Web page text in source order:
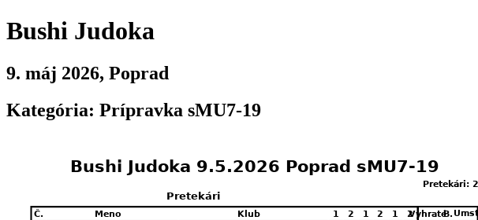
Bushi Judoka
9. máj 2026, Poprad
Kategória: Prípravka sMU7-19